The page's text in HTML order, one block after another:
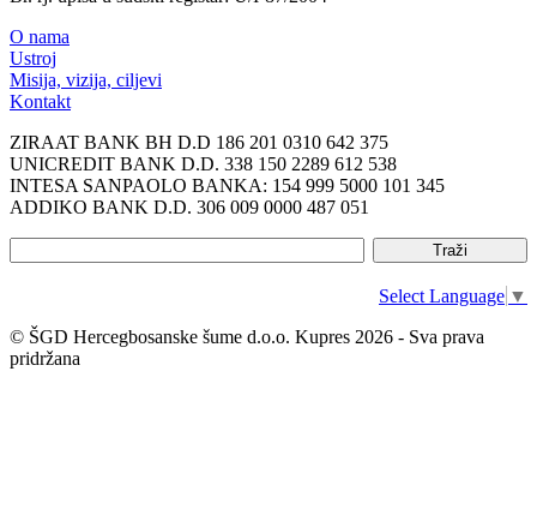
O nama
Ustroj
Misija, vizija, ciljevi
Kontakt
ZIRAAT BANK BH D.D 186 201 0310 642 375
UNICREDIT BANK D.D. 338 150 2289 612 538
INTESA SANPAOLO BANKA: 154 999 5000 101 345
ADDIKO BANK D.D. 306 009 0000 487 051
Select Language ▼
© ŠGD Hercegbosanske šume d.o.o. Kupres 2026 - Sva prava
pridržana